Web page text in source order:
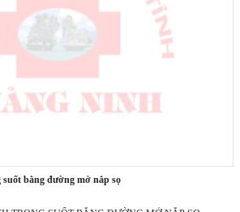
suốt bằng đường mở nắp sọ